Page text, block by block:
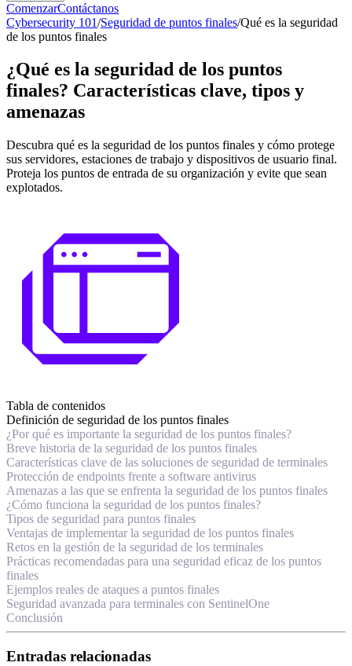
ComenzarContáctanos
Cybersecurity 101/Seguridad de puntos finales/Qué es la seguridad
de los puntos finales
¿Qué es la seguridad de los puntos
finales? Características clave, tipos y
amenazas
Descubra qué es la seguridad de los puntos finales y cómo protege
sus servidores, estaciones de trabajo y dispositivos de usuario final.
Proteja los puntos de entrada de su organización y evite que sean
explotados.
Tabla de contenidos
Definición de seguridad de los puntos finales
¿Por qué es importante la seguridad de los puntos finales?
Breve historia de la seguridad de los puntos finales
Características clave de las soluciones de seguridad de terminales
Protección de endpoints frente a software antivirus
Amenazas a las que se enfrenta la seguridad de los puntos finales
¿Cómo funciona la seguridad de los puntos finales?
Tipos de seguridad para puntos finales
Ventajas de implementar la seguridad de los puntos finales
Retos en la gestión de la seguridad de los terminales
Prácticas recomendadas para una seguridad eficaz de los puntos
finales
Ejemplos reales de ataques a puntos finales
Seguridad avanzada para terminales con SentinelOne
Conclusión
Entradas relacionadas